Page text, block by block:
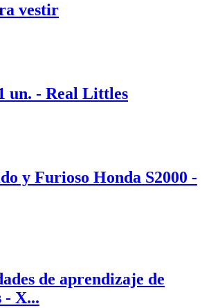
vestir
un. - Real Littles
y Furioso Honda S2000 -
de aprendizaje de
- X...